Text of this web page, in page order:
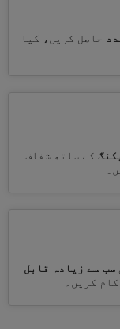
حاصل کریں، کیا
کے ساتھ شفاف
سب سے زیادہ قابل
کریں۔